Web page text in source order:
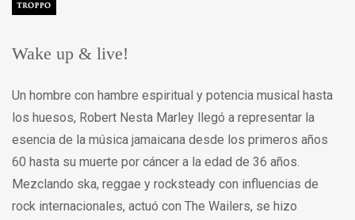
Wake up & live!
Un hombre con hambre espiritual y potencia musical hasta
los huesos, Robert Nesta Marley llegó a representar la
esencia de la música jamaicana desde los primeros años
60 hasta su muerte por cáncer a la edad de 36 años.
Mezclando ska, reggae y rocksteady con influencias de
rock internacionales, actuó con The Wailers, se hizo